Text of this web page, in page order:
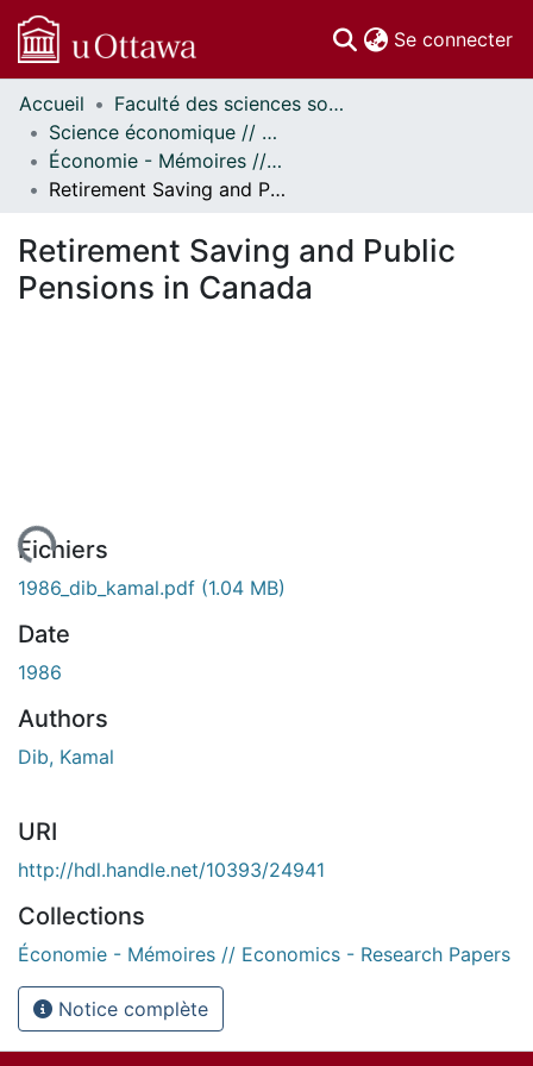
Se connecter
Communautés
et collections
Parcourir
Statistiques
À propos
Accueil
Faculté des sciences sociales // Faculty of Social Sciences
Science économique // Economics
Économie - Mémoires // Economics - Research Papers
Retirement Saving and Public Pensions in Canada
Retirement Saving and Public
Pensions in Canada
Fichiers
1986_dib_kamal.pdf (1.04 MB)
Date
1986
Authors
Dib, Kamal
URI
http://hdl.handle.net/10393/24941
Collections
Économie - Mémoires // Economics - Research Papers
Notice complète